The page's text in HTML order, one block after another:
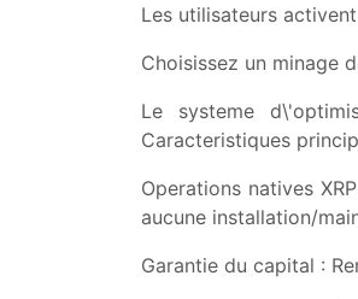
Les utilisateurs
Choisissez un minage
Le systeme
Caracteristiques
Operations natives
aucune installation/
Garantie du capital :